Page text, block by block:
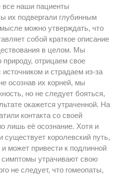
все наши пациенты
их подвергали глубинным
можно утверждать, что
собой краткое описание
в целом. Мы
отрицаем свое
и страдаем из-за
осознав их корней, мы
но не следует бояться,
окажется утраченной. На
контакта со своей
лишь её осознание. Хотя и
существует королевский путь,
может привести к подлинной
утрачивают свою
не следует, что гомеопаты,